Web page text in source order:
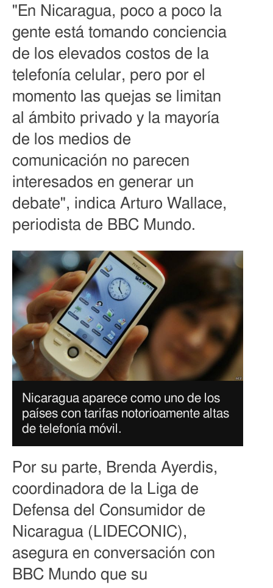
"En Nicaragua, poco a poco la
gente está tomando conciencia
de los elevados costos de la
telefonía celular, pero por el
momento las quejas se limitan
al ámbito privado y la mayoría
de los medios de
comunicación no parecen
interesados en generar un
debate", indica Arturo Wallace,
periodista de BBC Mundo.
Nicaragua aparece como uno de los
países con tarifas notorioamente altas
de telefonía móvil.
Por su parte, Brenda Ayerdis,
coordinadora de la Liga de
Defensa del Consumidor de
Nicaragua (LIDECONIC),
asegura en conversación con
BBC Mundo que su